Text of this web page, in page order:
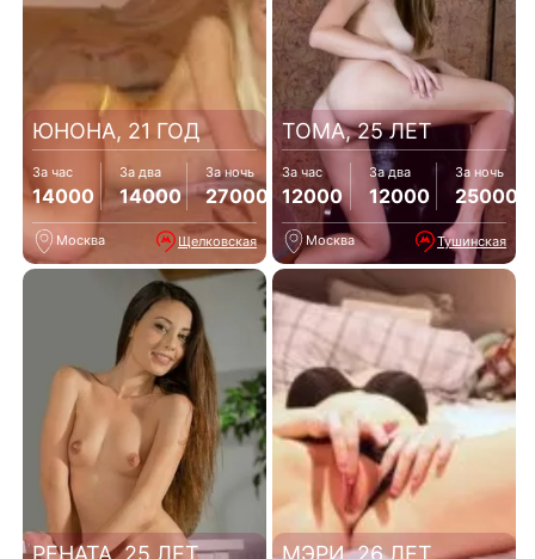
ЮНОНА, 21 ГОД
За час
14000
За два
14000
За ночь
27000
Москва Щелковская
ТОМА, 25 ЛЕТ
За час
12000
За два
12000
За ночь
25000
Москва Тушинская
РЕНАТА, 25 ЛЕТ МЭРИ, 26 ЛЕТ